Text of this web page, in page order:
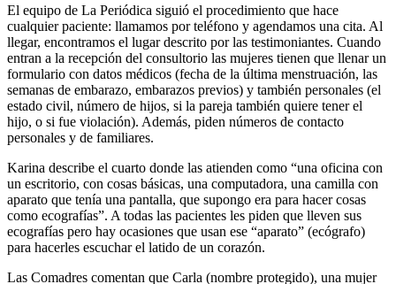
El equipo de La Periódica siguió el procedimiento que hace
cualquier paciente: llamamos por teléfono y agendamos una cita. Al
llegar, encontramos el lugar descrito por las testimoniantes. Cuando
entran a la recepción del consultorio las mujeres tienen que llenar un
formulario con datos médicos (fecha de la última menstruación, las
semanas de embarazo, embarazos previos) y también personales (el
estado civil, número de hijos, si la pareja también quiere tener el
hijo, o si fue violación). Además, piden números de contacto
personales y de familiares.
Karina describe el cuarto donde las atienden como “una oficina con
un escritorio, con cosas básicas, una computadora, una camilla con
aparato que tenía una pantalla, que supongo era para hacer cosas
como ecografías”. A todas las pacientes les piden que lleven sus
ecografías pero hay ocasiones que usan ese “aparato” (ecógrafo)
para hacerles escuchar el latido de un corazón.
Las Comadres comentan que Carla (nombre protegido), una mujer